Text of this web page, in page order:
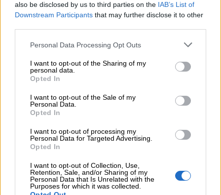
also be disclosed by us to third parties on the IAB’s List of
Downstream Participants that may further disclose it to other
Personal Data Processing Opt Outs
I want to opt-out of the Sharing of my
personal data.
Opted In
I want to opt-out of the Sale of my
Personal Data.
Opted In
I want to opt-out of processing my
Personal Data for Targeted Advertising.
Opted In
I want to opt-out of Collection, Use,
Retention, Sale, and/or Sharing of my
Personal Data that Is Unrelated with the
Purposes for which it was collected.